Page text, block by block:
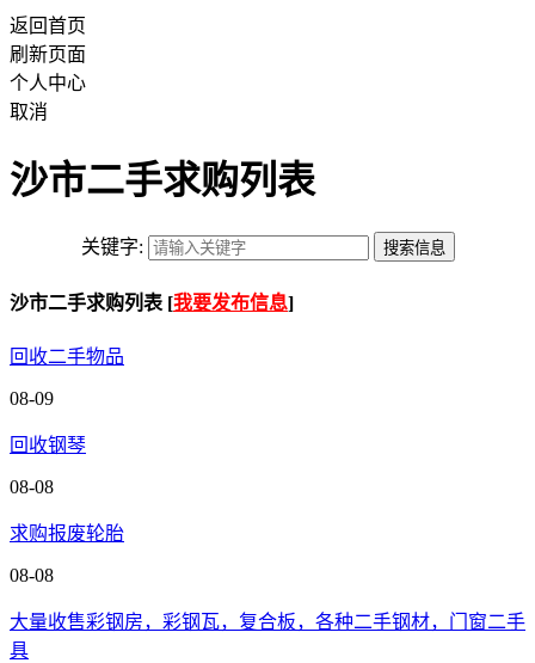
返回首页
刷新页面
个人中心
取消
沙市二手求购列表
关键字:
沙市二手求购列表 [我要发布信息]
回收二手物品
08-09
回收钢琴
08-08
求购报废轮胎
08-08
大量收售彩钢房，彩钢瓦，复合板，各种二手钢材，门窗二手
具